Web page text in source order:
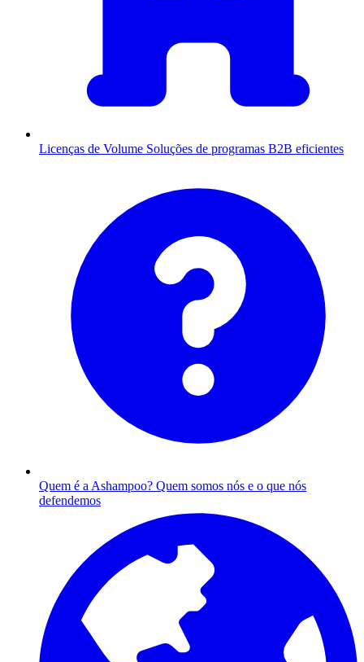
Licenças de Volume Soluções de programas B2B eficientes
Quem é a Ashampoo? Quem somos nós e o que nós
defendemos